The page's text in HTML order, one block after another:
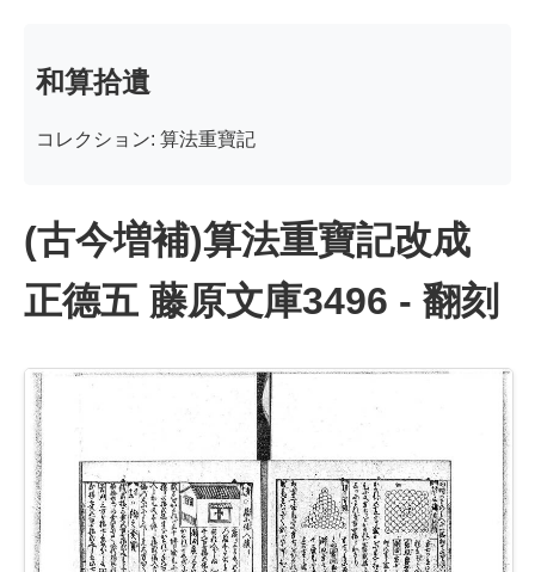
和算拾遺
コレクション: 算法重寶記
(古今増補)算法重寶記改成
正德五 藤原文庫3496 - 翻刻